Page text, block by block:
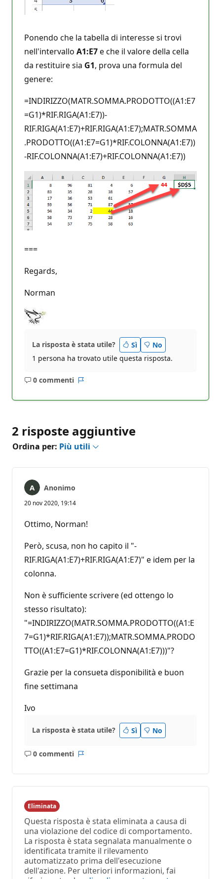
Ponendo che la tabella di interesse si trovi
nell'intervallo A1:E7e che il valore della cella
da restituire sia G1, prova una formula del
genere:
=INDIRIZZO(MATR.SOMMA.PRODOTTO((A1:E7
=G1)*RIF.RIGA(A1:E7))-
RIF.RIGA(A1:E7)+RIF.RIGA(A1:E7);MATR.SOMMA
.PRODOTTO((A1:E7=G1)*RIF.COLONNA(A1:E7))
-RIF.COLONNA(A1:E7)+RIF.COLONNA(A1:E7))
===
Regards,
Norman
La risposta è stata utile? Sì
No
1 persona ha trovato utile questa risposta.
0 commenti
Nessun
2 risposte aggiuntive
Ordina per: Più utili
Anonimo
20 nov 2020, 19:14
Ottimo, Norman!
Però, scusa, non ho capito il "-
RIF.RIGA(A1:E7)+RIF.RIGA(A1:E7)" e idem per la
colonna.
Non è sufficiente scrivere (ed ottengo lo
stesso risultato):
"=INDIRIZZO(MATR.SOMMA.PRODOTTO((A1:E
7=G1)*RIF.RIGA(A1:E7));MATR.SOMMA.PRODO
TTO((A1:E7=G1)*RIF.COLONNA(A1:E7)))"?
Grazie per la consueta disponibilità e buon
fine settimana
Ivo
La risposta è stata utile? Sì No
0 commenti
Nessun
Eliminata
Questa risposta è stata eliminata a causa di
una violazione del codice di comportamento.
La risposta è stata segnalata manualmente o
identificata tramite il rilevamento
automatizzato prima dell'esecuzione
dell'azione. Per ulteriori informazioni, fai